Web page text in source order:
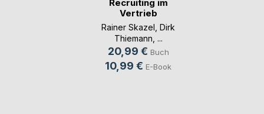
Recruiting im
Vertrieb
Rainer Skazel Dirk
Thiemann , ...
20,99 € Buch
10,99 € E-Book